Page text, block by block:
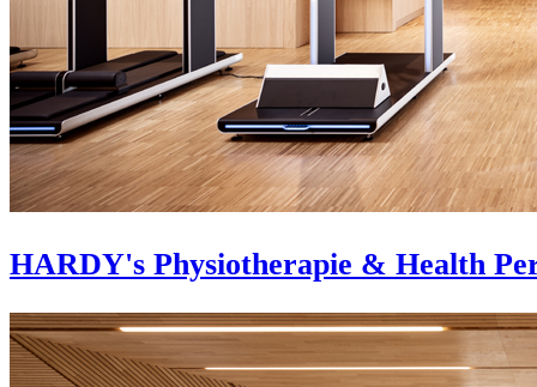
HARDY's Physiotherapie & Health